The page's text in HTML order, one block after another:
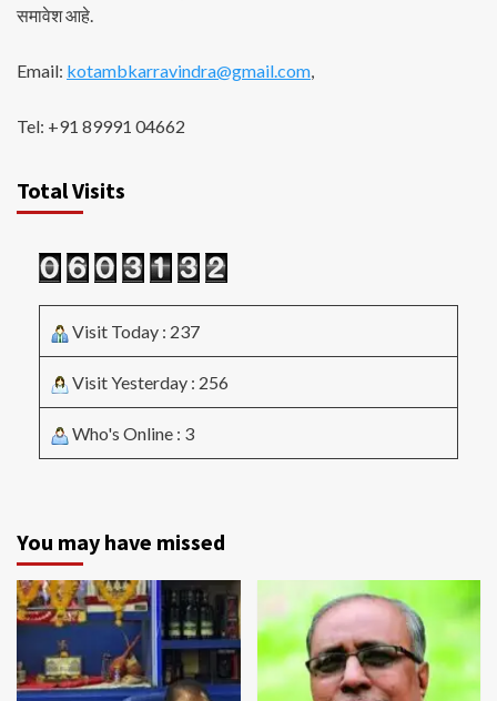
समावेश आहे.
Email: kotambkarravindra@gmail.com,
Tel: +91 89991 04662
Total Visits
Visit Today : 237
Visit Yesterday : 256
Who's Online : 3
You may have missed